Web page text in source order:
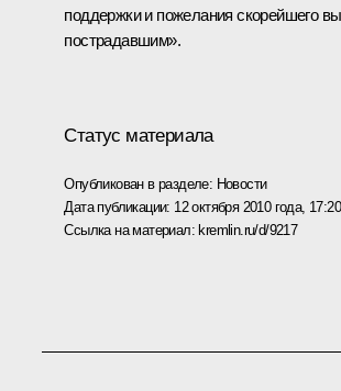
поддержки и пожелания скорейшего
пострадавшим».
Статус материала
Опубликован в разделе: Новости
Дата публикации: 12 октября 2010 года, 17:20
Ссылка на материал: kremlin.ru/d/9217